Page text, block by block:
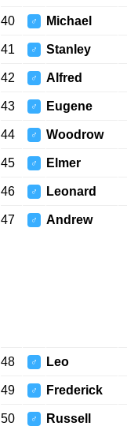
40 ♂ Michael
41 ♂ Stanley
42 ♂ Alfred
43 ♂ Eugene
44 ♂ Woodrow
45 ♂ Elmer
46 ♂ Leonard
47 ♂ Andrew
48 ♂ Leo
49 ♂ Frederick
50 ♂ Russell